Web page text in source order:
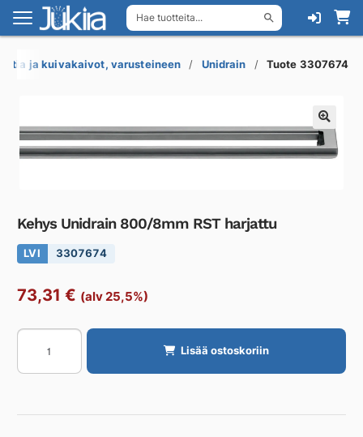
Hae tuotteita...
Siirry
navigointiin
Siirry
sisältöön
ja kuivakaivot, varusteineen Unidrain Tuote 3307674
Kehys Unidrain 800/8mm RST harjattu
LVI 3307674
73,31 € (alv 25,5%)
Kehys
Unidrain
800/8mm
harjattu
Lisää ostoskoriin